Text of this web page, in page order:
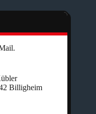
Billigheim